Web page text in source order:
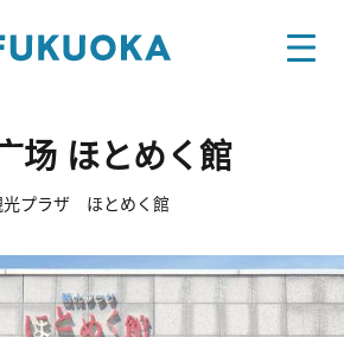
场 ほとめく館
光プラザ ほとめく館